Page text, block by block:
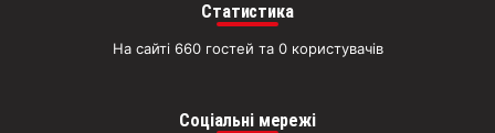
Статистика
На сайті 660 гостей та 0 користувачів
Соціальні мережі